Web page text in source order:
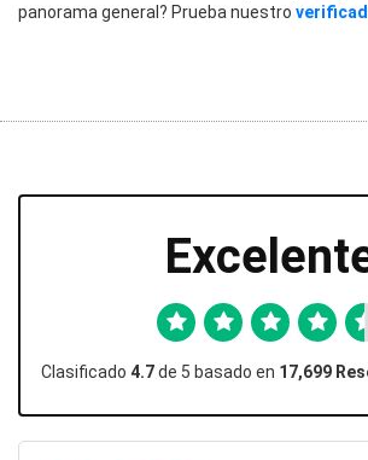
panorama general? Prueba nuestro
Clasificado 4.7de 5 basado en 17,699